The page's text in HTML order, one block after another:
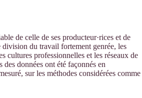
de celle de ses producteur·rices et de
division du travail fortement genrée, les
cultures professionnelles et les réseaux de
données ont été façonnés en
sur les méthodes considérées comme